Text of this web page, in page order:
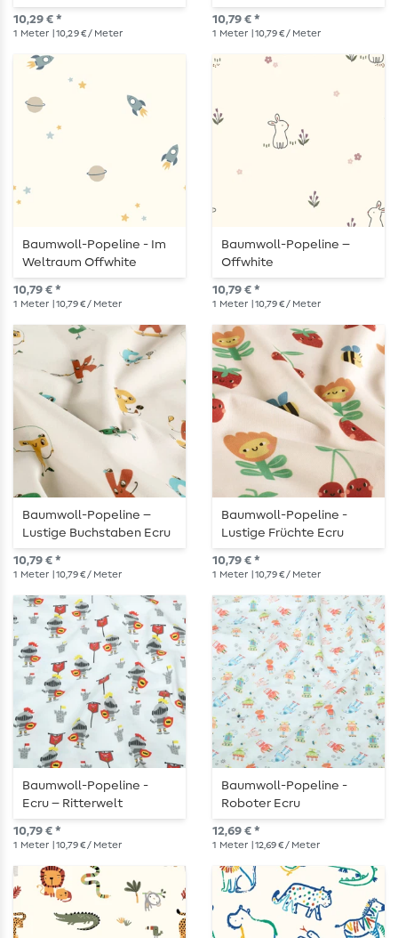
10,29 € *
1 Meter | 10,29 € / Meter
10,79 € *
1 Meter | 10,79 € / Meter
Baumwoll-Popeline - Im
Weltraum Offwhite
10,79 € *
1 Meter | 10,79 € / Meter
Baumwoll-Popeline –
Offwhite
10,79 € *
1 Meter | 10,79 € / Meter
Baumwoll-Popeline –
Lustige Buchstaben Ecru
10,79 € *
1 Meter | 10,79 € / Meter
Baumwoll-Popeline -
Lustige Früchte Ecru
10,79 € *
1 Meter | 10,79 € / Meter
Baumwoll-Popeline -
Ecru – Ritterwelt
10,79 € *
1 Meter | 10,79 € / Meter
Baumwoll-Popeline -
Roboter Ecru
12,69 € *
1 Meter | 12,69 € / Meter